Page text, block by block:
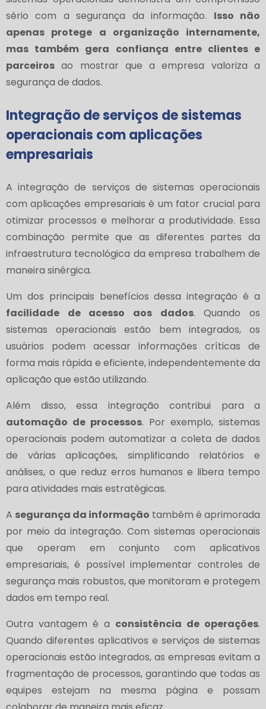
sério com a segurança da informação. Isso não
apenas protege a organização internamente,
mas também gera confiança entre clientes e
parceiros ao mostrar que a empresa valoriza a
segurança de dados.
Integração de serviços de sistemas
operacionais com aplicações
empresariais
A integração de serviços de sistemas operacionais
com aplicações empresariais é um fator crucial para
otimizar processos e melhorar a produtividade. Essa
combinação permite que as diferentes partes da
infraestrutura tecnológica da empresa trabalhem de
maneira sinérgica.
Um dos principais benefícios dessa integração é a
facilidade de acesso aos dados. Quando os
sistemas operacionais estão bem integrados, os
usuários podem acessar informações críticas de
forma mais rápida e eficiente, independentemente da
aplicação que estão utilizando.
Além disso, essa integração contribui para a
automação de processos. Por exemplo, sistemas
operacionais podem automatizar a coleta de dados
de várias aplicações, simplificando relatórios e
análises, o que reduz erros humanos e libera tempo
para atividades mais estratégicas.
A segurança da informação também é aprimorada
por meio da integração. Com sistemas operacionais
que operam em conjunto com aplicativos
empresariais, é possível implementar controles de
segurança mais robustos, que monitoram e protegem
dados em tempo real.
Outra vantagem é a consistência de operações.
Quando diferentes aplicativos e serviços de sistemas
operacionais estão integrados, as empresas evitam a
fragmentação de processos, garantindo que todas as
equipes estejam na mesma página e possam